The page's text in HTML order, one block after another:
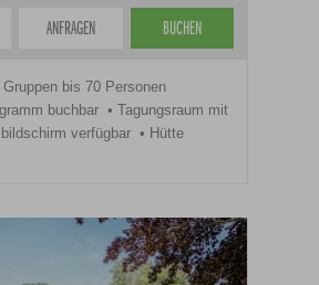
ANFRAGEN BUCHEN
bis 70 Personen
buchbar
Tagungsraum mit
verfügbar
Hütte